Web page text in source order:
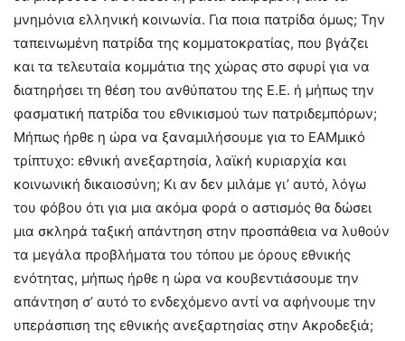
μνημόνια ελληνική κοινωνία. Για ποια πατρίδα όμως; Την
ταπεινωμένη πατρίδα της κομματοκρατίας, που βγάζει
και τα τελευταία κομμάτια της χώρας στο σφυρί για να
διατηρήσει τη θέση του ανθύπατου της Ε.Ε. ή μήπως την
φασματική πατρίδα του εθνικισμού των πατριδεμπόρων;
Μήπως ήρθε η ώρα να ξαναμιλήσουμε για το ΕΑΜμικό
τρίπτυχο: εθνική ανεξαρτησία, λαϊκή κυριαρχία και
κοινωνική δικαιοσύνη; Κι αν δεν μιλάμε γι’ αυτό, λόγω
του φόβου ότι για μια ακόμα φορά ο αστισμός θα δώσει
μια σκληρά ταξική απάντηση στην προσπάθεια να λυθούν
τα μεγάλα προβλήματα του τόπου με όρους εθνικής
ενότητας, μήπως ήρθε η ώρα να κουβεντιάσουμε την
απάντηση σ’ αυτό το ενδεχόμενο αντί να αφήνουμε την
υπεράσπιση της εθνικής ανεξαρτησίας στην Ακροδεξιά;